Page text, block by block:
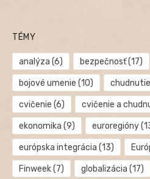
TÉMY
analýza (6) bezpečnosť(17)
bojové umenie (10) chudnutie
cvičenie (6) cvičenie a
ekonomika (9) euroregióny
európska integrácia (13)
Finweek(7) globalizácia (17)